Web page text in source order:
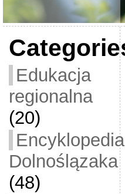
Edukacja
regionalna
(20)
Encyklopedia
Dolnoślązaka
(48)